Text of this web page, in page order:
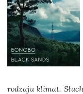
rodzaju klimat.